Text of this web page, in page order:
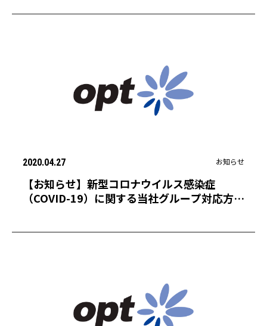
2020.04.27 お知らせ
【お知らせ】新型コロナウイルス感染症
（COVID-19）に関する当社グループ対応方針